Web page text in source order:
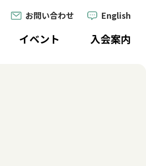
お問い合わせ English
イベント 入会案内